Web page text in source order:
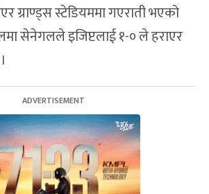
ग्राण्ड्स स्टेडियममा गएराती भएको
सेनेगलले इजिप्टलाई १-० ले हराएर